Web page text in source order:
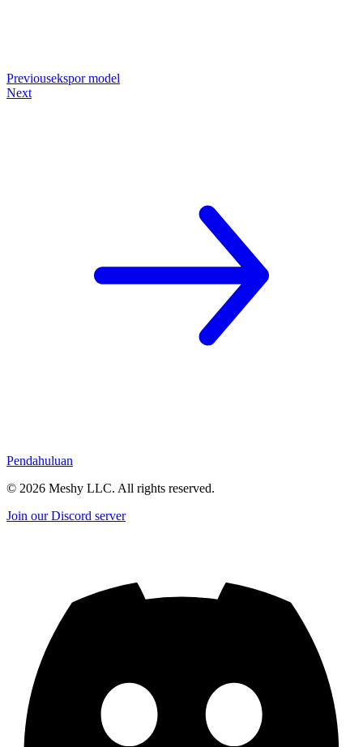
Previousekspor model
Next
Pendahuluan
© 2026 Meshy LLC. All rights reserved.
Join our Discord server